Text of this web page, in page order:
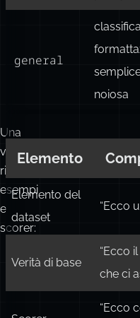
general
noiosa
Una
valutazione
richiede
esempi
e
scorer:
Elemento
Elemento del
dataset
“Ecco
Verità di base
“Ecco
che ci
“Ecco